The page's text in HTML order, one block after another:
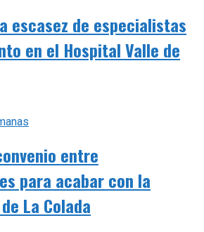
escasez de especialistas
en el Hospital Valle de
entre
para acabar con la
La Colada